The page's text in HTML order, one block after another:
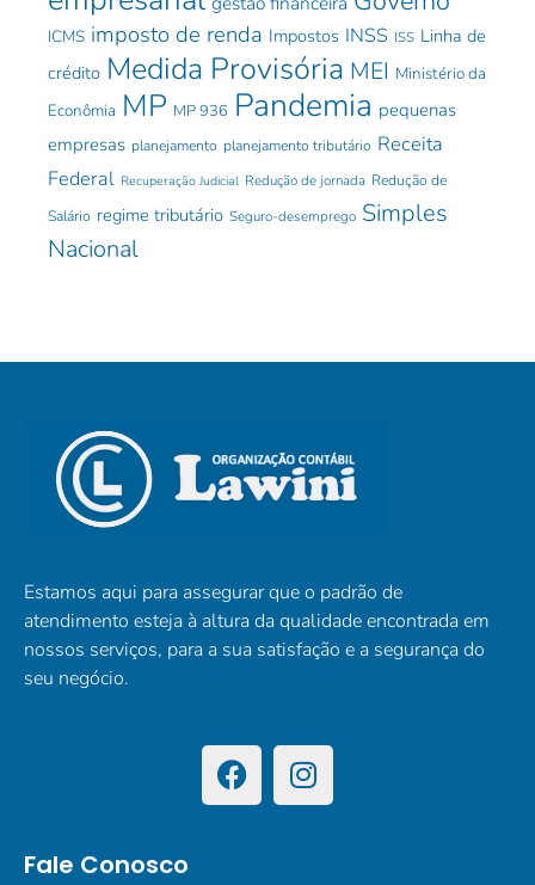
ICMS imposto de renda Impostos INSS ISS Linha de
crédito Medida Provisória MEI Ministério da
Econômia MP MP 936 Pandemia pequenas
empresas planejamento planejamento tributário Receita
Federal Recuperação Judicial Redução de jornada Redução de
Salário regime tributário Seguro-desemprego Simples
Nacional
Estamos aqui para assegurar que o padrão de
atendimento esteja à altura da qualidade encontrada em
nossos serviços, para a sua satisfação e a segurança do
seu negócio.
Fale Conosco